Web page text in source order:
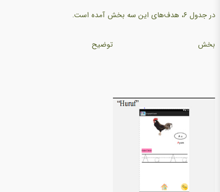
در جدول ۶، هدف‌های این سه بخش آمده است.
بخش توضیح